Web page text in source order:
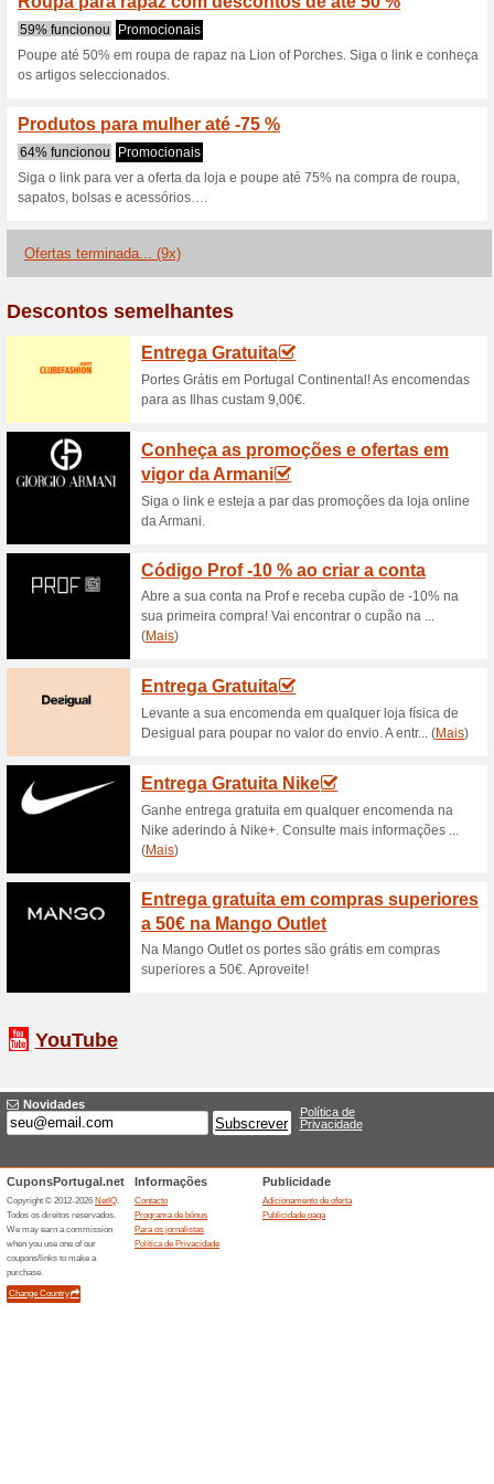
Descontos e
Sapatos de mulher
55% funcionou
Veja a oferta da loja e
Não perca!
Lion of Porches
59% funcionou
Todas as categorias -30%
Lion of Porches
61% funcionou
Veja a oferta da loja e
botas e mais! Aproveite as
desfrute dos melhores
Descontos de até 50
Porches
62% funcionou
Aproveite os descontos da